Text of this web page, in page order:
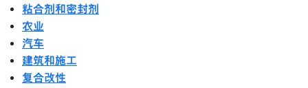
粘合剂和密封剂
农业
汽车
建筑和施工
复合改性